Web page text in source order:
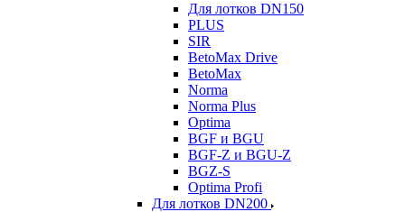
Для лотков DN150
PLUS
SIR
BetoMax Drive
BetoMax
Norma
Norma Plus
Optima
BGF и BGU
BGF-Z и BGU-Z
BGZ-S
Optima Profi
Для лотков DN200